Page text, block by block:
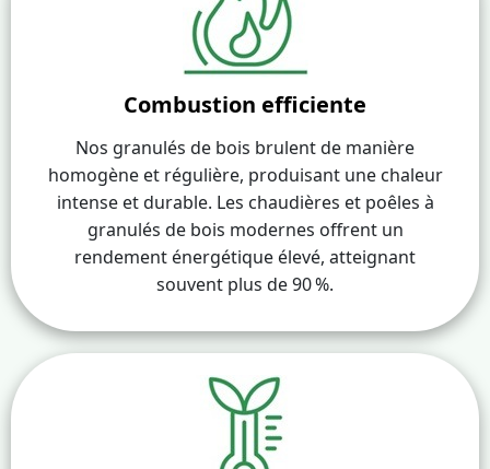
Combustion efficiente
Nos granulés de bois brulent de manière
homogène et régulière, produisant une chaleur
intense et durable. Les chaudières et poêles à
granulés de bois modernes offrent un
rendement énergétique élevé, atteignant
souvent plus de 90 %.